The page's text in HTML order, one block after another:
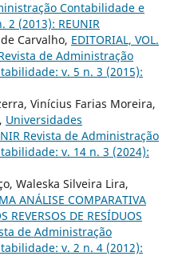
Contabilidade e
(2013): REUNIR
Carvalho, EDITORIAL, VOL.
de Administração
v. 5 n. 3 (2015):
Vinícius Farias Moreira,
Universidades
Revista de Administração
v. 14 n. 3 (2024):
Waleska Silveira Lira,
ANÁLISE COMPARATIVA
REVERSOS DE RESÍDUOS
de Administração
v. 2 n. 4 (2012):